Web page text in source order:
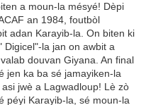
a moun-la mésyé! Dèpi
an 1984, foutbòl
adan Karayib-la. On biten ki
Digicel"-la jan on awbit a
douvan Giyana. An final
jen ka ba sé jamayiken-la
jwè a Lagwadloup! Lè zò
péyi Karayib-la, sé moun-la